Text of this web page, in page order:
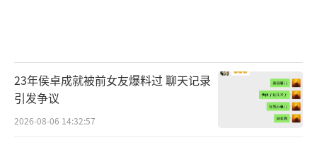
23年侯卓成就被前女友爆料过 聊天记录
引发争议
2026-08-06 14:32:57